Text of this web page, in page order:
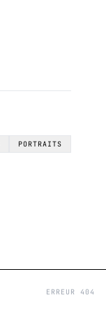
PORTRAITS
ERREUR 404